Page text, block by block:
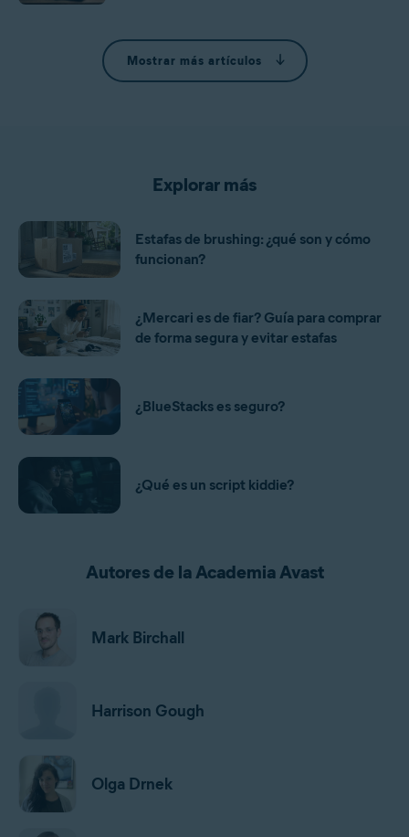
Mostrar más artículos
Explorar más
Estafas de brushing: ¿qué son y cómo
funcionan?
¿Mercari es de fiar? Guía para comprar
de forma segura y evitar estafas
¿BlueStacks es seguro?
¿Qué es un script kiddie?
Autores de la Academia Avast
Mark Birchall
Harrison Gough
Olga Drnek